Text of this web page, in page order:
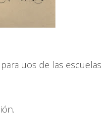
uos de las